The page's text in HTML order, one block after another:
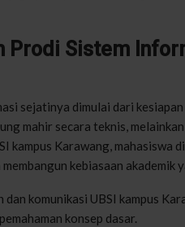
Prodi Sistem
sejatinya dimulai dari
mahir secara teknis,
kampus Karawang, mahasiswa
kebiasaan akademik
komunikasi UBSI kampus
konsep dasar.